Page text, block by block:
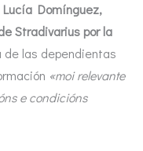
Lucía Domínguez,
Stradivarius por la
de las dependientas
«moi relevante
e condicións